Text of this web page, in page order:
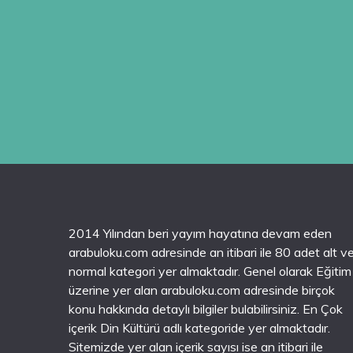
2014 Yılından beri yayım hayatına devam eden
arabuloku.com adresinde an itibari ile 80 adet alt
normal kategori yer almaktadır. Genel olarak Eğitim
üzerine yer alan arabuloku.com adresinde birçok
konu hakkında detaylı bilgiler bulabilirsiniz. En Çok
içerik Din Kültürü adlı kategoride yer almaktadır.
Sitemizde yer alan içerik sayısı ise an itibari ile